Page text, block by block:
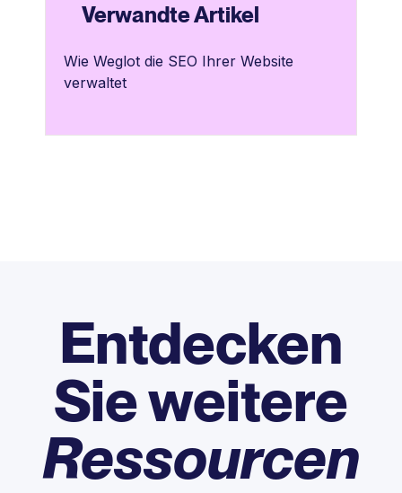
Verwandte Artikel
Wie Weglot die SEO Ihrer Website
verwaltet
Entdecken
Sie weitere
Ressourcen